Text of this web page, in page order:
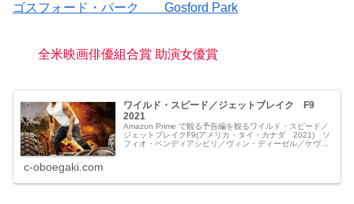
ゴスフォード・パーク Gosford Park
全米映画俳優組合賞 助演女優賞
ワイルド・スピード／ジェットブレイク F9
2021
Amazon Prime で観る予告編を観るワイルド・スピード／
ジェットブレイクF9(アメリカ・タイ・カナダ 2021) ソ
フィオ・ベンディアシビリ／ヴィン・ディーゼル／ケヴィ
c-oboegaki.com